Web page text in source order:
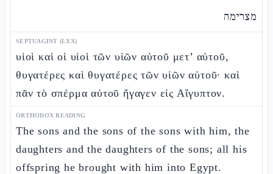
מצרימה
SEPTUAGINT (LXX)
υἱοὶ καὶ οἱ υἱοὶ τῶν υἱῶν αὐτοῦ μετ’ αὐτοῦ,
θυγατέρες καὶ θυγατέρες τῶν υἱῶν αὐτοῦ· καὶ
πᾶν τὸ σπέρμα αὐτοῦ ἤγαγεν εἰς Αἴγυπτον.
ORTHODOX READING
The sons and the sons of the sons with him, the
daughters and the daughters of the sons; all his
offspring he brought with him into Egypt.